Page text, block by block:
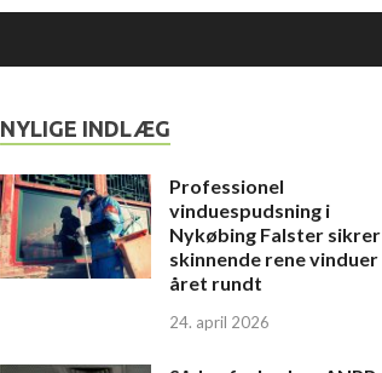
NYLIGE INDLÆG
Professionel
vinduespudsning i
Nykøbing Falster sikrer
skinnende rene vinduer
året rundt
24. april 2026